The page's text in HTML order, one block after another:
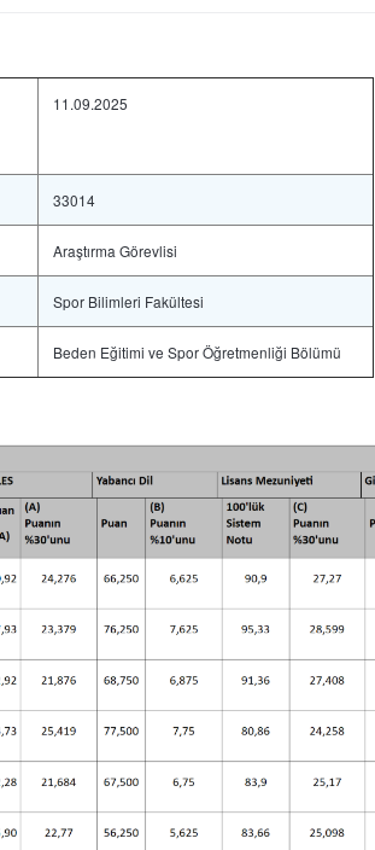
11.09.2025
33014
Araştırma Görevlisi
Spor Bilimleri Fakültesi
Beden Eğitimi ve Spor Öğretmenliği Bölümü